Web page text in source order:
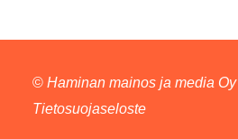
© Haminan mainos ja media Oy
Tietosuojaseloste